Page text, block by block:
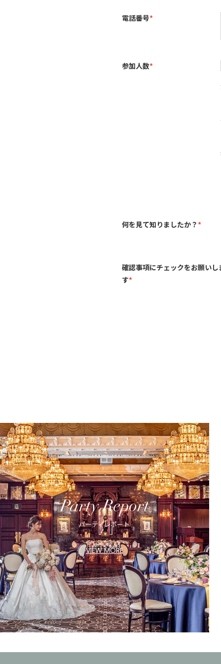
電話番号*
参加人数*
何を見て知りましたか？ *
確認事項にチェックをお願いし
す*
Party Report
パーティレポート
VIEW MORE